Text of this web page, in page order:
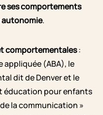
ses comportements
autonomie.
comportementales:
appliquée (ABA), le
dit de Denver et le
éducation pour enfants
la communication »